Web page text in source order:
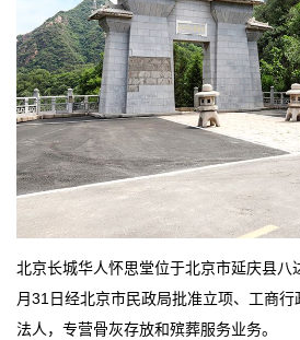
北京长城华人怀思堂位于北京市延庆县八
月31日经北京市民政局批准立项、工商
法人，专营骨灰存放和殡葬服务业务。